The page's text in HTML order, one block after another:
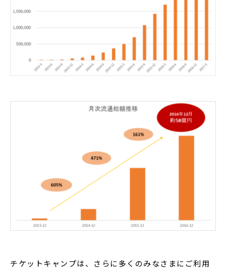
チケットキャンプは、さらに多くのみなさまにご利用